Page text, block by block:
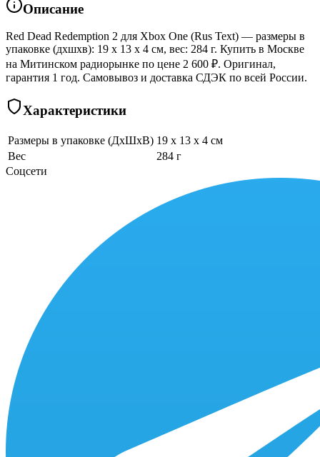
Описание
Red Dead Redemption 2 для Xbox One (Rus Text) — размеры в
упаковке (дхшхв): 19 x 13 x 4 см, вес: 284 г. Купить в Москве
на Митинском радиорынке по цене 2 600 ₽. Оригинал,
гарантия 1 год. Самовывоз и доставка СДЭК по всей России.
Характеристики
Размеры в упаковке (ДхШхВ) 19 x 13 x 4 см
Вес
284 г
Соцсети